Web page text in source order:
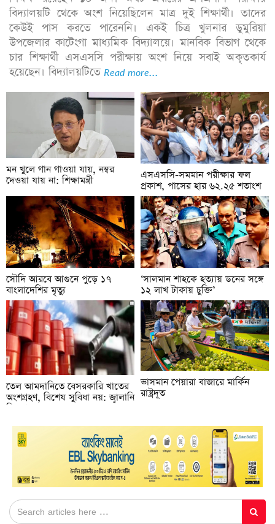
বিদ্যালয়টি থেকে অংশ নিয়েছিলেন মাত্র দুই শিক্ষার্থী। তাদের
কেউই পাস করতে পারেননি। একই চিত্র খুলনার ডুমুরিয়া
উপজেলার কাটেংগা মাধ্যমিক বিদ্যালয়ে। মানবিক বিভাগ থেকে
চার শিক্ষার্থী এসএসসি পরীক্ষায় অংশ নিয়ে সবাই অকৃতকার্য
হয়েছেন। বিদ্যালয়টিতে Read more...
মন খুলে গান গাওয়া যায়, নম্বর
দেওয়া যায় না: শিক্ষামন্ত্রী
এসএসসি-সমমান পরীক্ষার ফল
প্রকাশ, পাসের হার ৬২.২৫ শতাংশ
সৌদি আরবে আগুনে পুড়ে ১৭
বাংলাদেশির মৃত্যু
‘সালমান শাহকে হত্যায় ডনের সঙ্গে
১২ লাখ টাকায় চুক্তি’
তেল আমদানিতে বেসরকারি খাতের
অংশগ্রহণ, বিশেষ সুবিধা নয়: জ্বালানি
বিভাগ
ভাসমান পেয়ারা বাজারে মার্কিন
রাষ্ট্রদূত